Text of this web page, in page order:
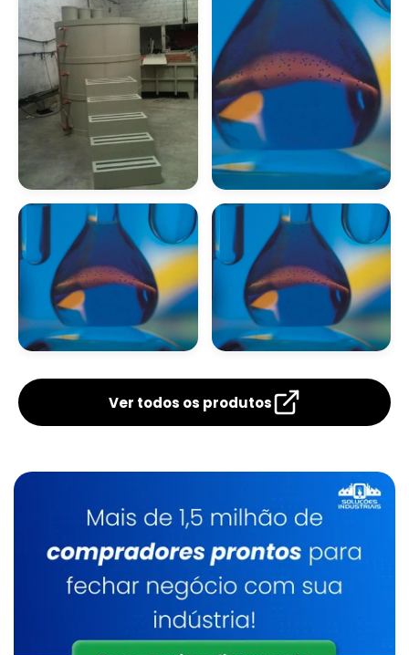
Estação Compacta
De Tratamento De
Efluentes Industriais
Laboratório Análise
De Efluentes
Análise De Efluentes
Análise De Efluentes
Em Sp
Ver todos os produtos